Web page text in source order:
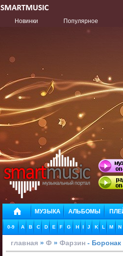
Новинки Популярное
МУЗЫКА АЛЬБОМЫ
0-9 A B C D E F G H I J K L M N
главная » Ф » Фарзин - Боронак